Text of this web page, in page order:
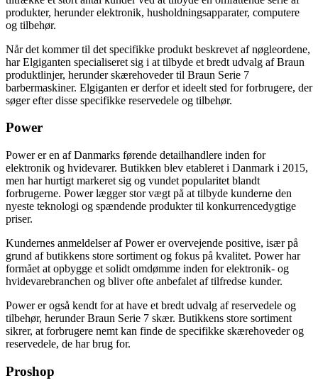
produkter, herunder elektronik, husholdningsapparater, computere
og tilbehør.
Når det kommer til det specifikke produkt beskrevet af nøgleordene,
har Elgiganten specialiseret sig i at tilbyde et bredt udvalg af Braun
produktlinjer, herunder skærehoveder til Braun Serie 7
barbermaskiner. Elgiganten er derfor et ideelt sted for forbrugere, der
søger efter disse specifikke reservedele og tilbehør.
Power
Power er en af Danmarks førende detailhandlere inden for
elektronik og hvidevarer. Butikken blev etableret i Danmark i 2015,
men har hurtigt markeret sig og vundet popularitet blandt
forbrugerne. Power lægger stor vægt på at tilbyde kunderne den
nyeste teknologi og spændende produkter til konkurrencedygtige
priser.
Kundernes anmeldelser af Power er overvejende positive, især på
grund af butikkens store sortiment og fokus på kvalitet. Power har
formået at opbygge et solidt omdømme inden for elektronik- og
hvidevarebranchen og bliver ofte anbefalet af tilfredse kunder.
Power er også kendt for at have et bredt udvalg af reservedele og
tilbehør, herunder Braun Serie 7 skær. Butikkens store sortiment
sikrer, at forbrugere nemt kan finde de specifikke skærehoveder og
reservedele, de har brug for.
Proshop